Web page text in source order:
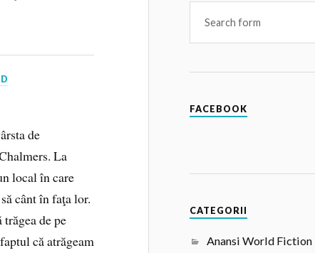
de
La
local în care
cânt în faţa lor.
de pe
că atrăgeam
FACEBOOK
CATEGORII
Anansi World Fiction